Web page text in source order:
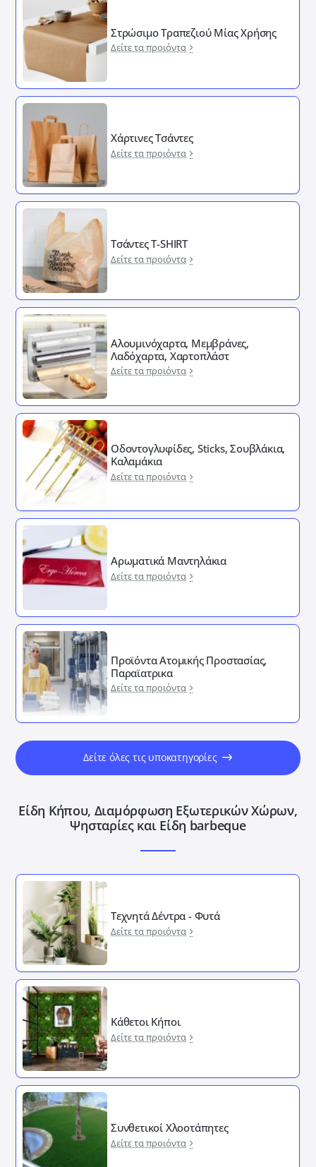
Στρώσιμο Τραπεζιού Μίας Χρήσης
Δείτε τα προιόντα
Χάρτινες Τσάντες
Δείτε τα προιόντα
Τσάντες T-SHIRT
Δείτε τα προιόντα
Αλουμινόχαρτα, Μεμβράνες,
Λαδόχαρτα, Χαρτοπλάστ
Δείτε τα προιόντα
Οδοντογλυφίδες, Sticks, Σουβλάκια,
Καλαμάκια
Δείτε τα προιόντα
Αρωματικά Μαντηλάκια
Δείτε τα προιόντα
Προϊόντα Ατομικής Προστασίας,
Παραϊατρικα
Δείτε τα προιόντα
Δείτε όλες τις υποκατηγορίες
Είδη Κήπου, Διαμόρφωση Εξωτερικών Xώρων,
Ψησταρίες και Είδη barbeque
Τεχνητά Δέντρα - Φυτά
Δείτε τα προιόντα
Κάθετοι Κήποι
Δείτε τα προιόντα
Συνθετικοί Χλοοτάπητες
Δείτε τα προιόντα